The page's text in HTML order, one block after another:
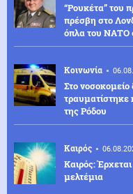
“Ρουκέτα” του
πρέσβη στο
όπλα του ΝΑΤΟ
Κοινωνία
Στο νοσοκομείο
τραυματίστηκε
της Ρόδου
Καιρός
Καιρός:
μελτέμια